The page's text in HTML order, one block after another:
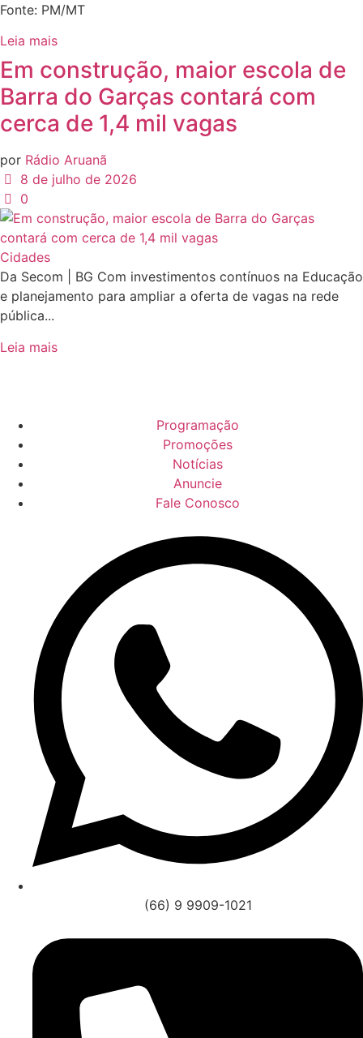
Fonte: PM/MT
Leia mais
Em construção, maior escola de
Barra do Garças contará com
cerca de 1,4 mil vagas
por Rádio Aruanã
8 de julho de 2026
0
Cidades
Da Secom | BG Com investimentos contínuos na Educação
e planejamento para ampliar a oferta de vagas na rede
pública...
Leia mais
Programação
Promoções
Notícias
Anuncie
Fale Conosco
(66) 9 9909-1021